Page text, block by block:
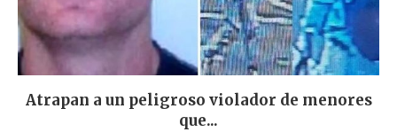
Atrapan a un peligroso violador de menores
que...